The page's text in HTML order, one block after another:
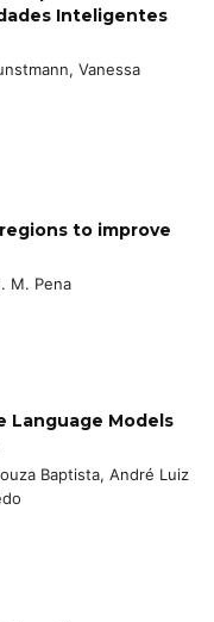
Inteligentes
Vanessa
to improve
M. Pena
Language Models
Baptista, André Luiz